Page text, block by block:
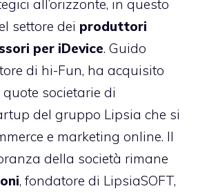
all’orizzonte, in questo
settore dei produttori
per iDevice. Guido
di hi-Fun, ha acquisito
societarie di
del gruppo Lipsia che si
e marketing online. Il
della società rimane
, fondatore di LipsiaSOFT,